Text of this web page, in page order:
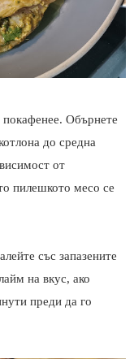
Обърнете
до средна
от
пилешкото месо се
със запазените
на вкус, ако
преди да го